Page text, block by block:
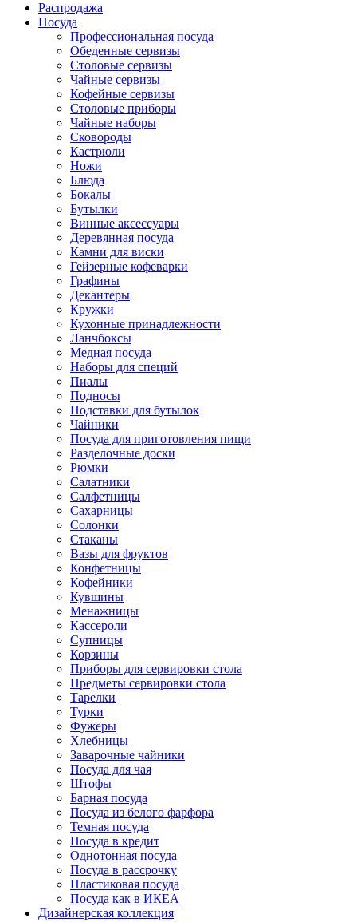
Распродажа
Посуда
Профессиональная посуда
Обеденные сервизы
Столовые сервизы
Чайные сервизы
Кофейные сервизы
Столовые приборы
Чайные наборы
Сковороды
Кастрюли
Ножи
Блюда
Бокалы
Бутылки
Винные аксессуары
Деревянная посуда
Камни для виски
Гейзерные кофеварки
Графины
Декантеры
Кружки
Кухонные принадлежности
Ланчбоксы
Медная посуда
Наборы для специй
Пиалы
Подносы
Подставки для бутылок
Чайники
Посуда для приготовления пищи
Разделочные доски
Рюмки
Салатники
Салфетницы
Сахарницы
Солонки
Стаканы
Вазы для фруктов
Конфетницы
Кофейники
Кувшины
Менажницы
Кассероли
Супницы
Корзины
Приборы для сервировки стола
Предметы сервировки стола
Тарелки
Турки
Фужеры
Хлебницы
Заварочные чайники
Посуда для чая
Штофы
Барная посуда
Посуда из белого фарфора
Темная посуда
Посуда в кредит
Однотонная посуда
Посуда в рассрочку
Пластиковая посуда
Посуда как в ИКЕА
Дизайнерская коллекция